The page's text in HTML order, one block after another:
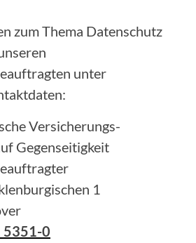
zum Thema Datenschutz
unter
Versicherungs-
Gegenseitigkeit
1
5351-0